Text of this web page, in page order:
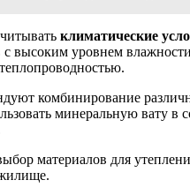
климатические
высоким уровнем
комбинирование
минеральную вату в
материалов для